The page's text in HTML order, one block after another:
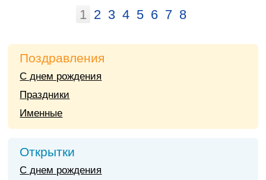
1 2 3 4 5 6 7 8
Поздравления
С днем рождения
Праздники
Именные
Открытки
С днем рождения